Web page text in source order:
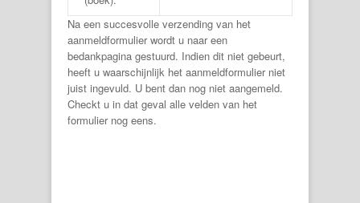
Na een succesvolle verzending van het
aanmeldformulier wordt u naar een
bedankpagina gestuurd. Indien dit niet gebeurt,
heeft u waarschijnlijk het aanmeldformulier niet
juist ingevuld. U bent dan nog niet aangemeld.
Checkt u in dat geval alle velden van het
formulier nog eens.